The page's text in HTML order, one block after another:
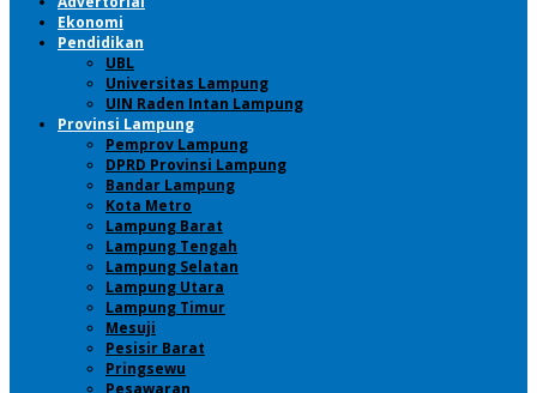
Ekonomi
Pendidikan
UBL
Universitas Lampung
UIN Raden Intan Lampung
Provinsi Lampung
Pemprov Lampung
DPRD Provinsi Lampung
Bandar Lampung
Kota Metro
Lampung Barat
Lampung Tengah
Lampung Selatan
Lampung Utara
Lampung Timur
Mesuji
Pesisir Barat
Pringsewu
Pesawaran